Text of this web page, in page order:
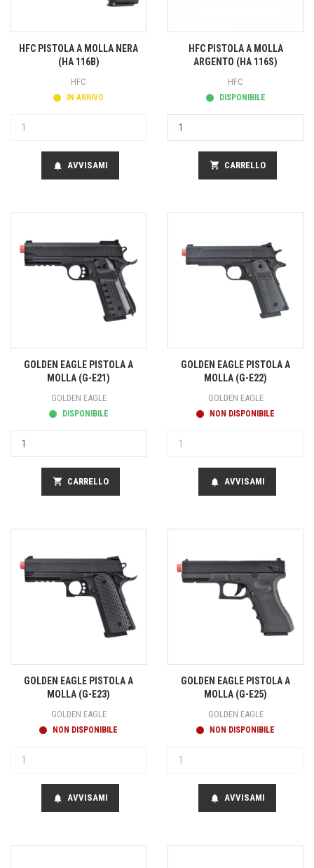
HFC PISTOLA A MOLLA NERA
(HA 116B)
HFC
IN ARRIVO
notifications AVVISAMI
HFC PISTOLA A MOLLA
ARGENTO (HA 116S)
HFC
DISPONIBILE
shopping_cart CARRELLO
GOLDEN EAGLE PISTOLA A
MOLLA (G-E21)
GOLDEN EAGLE
DISPONIBILE
shopping_cart CARRELLO
GOLDEN EAGLE PISTOLA A
MOLLA (G-E22)
GOLDEN EAGLE
NON DISPONIBILE
notifications AVVISAMI
GOLDEN EAGLE PISTOLA A
MOLLA (G-E23)
GOLDEN EAGLE
NON DISPONIBILE
notifications AVVISAMI
GOLDEN EAGLE PISTOLA A
MOLLA (G-E25)
GOLDEN EAGLE
NON DISPONIBILE
notifications AVVISAMI